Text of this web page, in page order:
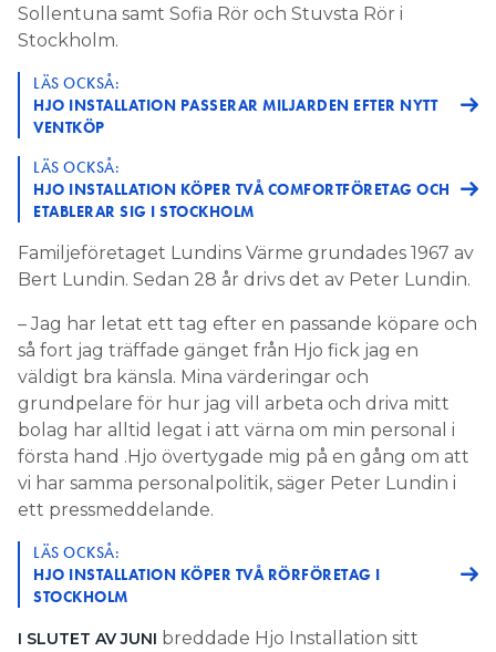
Sollentuna samt Sofia Rör och Stuvsta Rör i
Stockholm.
LÄS OCKSÅ:
HJO INSTALLATION PASSERAR MILJARDEN EFTER NYTT
VENTKÖP
LÄS OCKSÅ:
HJO INSTALLATION KÖPER TVÅ COMFORTFÖRETAG OCH
ETABLERAR SIG I STOCKHOLM
Familjeföretaget Lundins Värme grundades 1967 av
Bert Lundin. Sedan 28 år drivs det av Peter Lundin.
– Jag har letat ett tag efter en passande köpare och
så fort jag träffade gänget från Hjo fick jag en
väldigt bra känsla. Mina värderingar och
grundpelare för hur jag vill arbeta och driva mitt
bolag har alltid legat i att värna om min personal i
första hand .Hjo övertygade mig på en gång om att
vi har samma personalpolitik, säger Peter Lundin i
ett pressmeddelande.
LÄS OCKSÅ:
HJO INSTALLATION KÖPER TVÅ RÖRFÖRETAG I
STOCKHOLM
I SLUTET AV JUNI breddade Hjo Installation sitt